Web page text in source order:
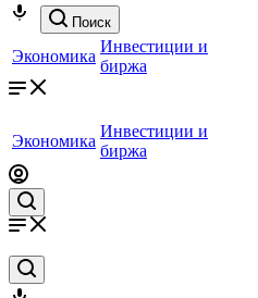
Поиск
Экономика
Инвестиции и
биржа
Экономика
Инвестиции и
биржа